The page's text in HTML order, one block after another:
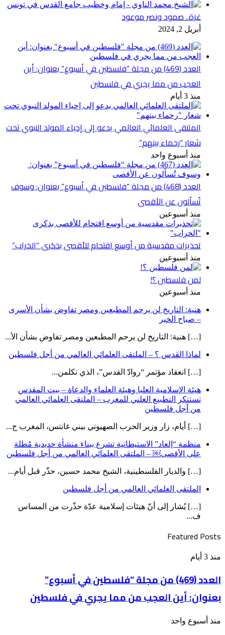
غزة.. صمود ونصر موعود
أبريل 2, 2024
العدد (469) من مجلة “فلسطين في أسبوع” بعنوان: أين
العجب من مما يجري في فلسطين
منذ 3 أيام
الملتقى العلمائي العالمي يدعو إلى إحياء المولد النبوي تحت
شعار “رحماء بينهم”
منذ أسبوع واحد
العدد (468) من مجلة “فلسطين في أسبوع” بعنوان: وسوف
تُسألون عن الأقصى
منذ أسبوعين
تحذيرات مقدسية من أوسع اقتحام للأقصى بذكرى “الخراب”
منذ أسبوعين
لمن فلسطين ؟!
منذ أسبوعين
هنية: التاريخ لن يرحم المطبعين ومصر تفاوض بشأن الأسرى
– صباح الخير
[…] هنية: التاريخ لن يرحم المطبعين ومصر تفاوض بشأن الأ...
لماذا القدس ؟ – الملتقى العلمائي العالمي من أجل فلسطين
[…] انعقاد مؤتمر “روادّ القدس”، الذي تكلمن...
هيئة الإسلامية العليا وهيئة العلماء والدعاة – بيت المقدس
تستنكر التطبيع العلني للمغرب – الملتقى العلمائي العالمي
من أجل فلسطين
[…] أيام، زار وزير الحرب الصهيوني بيني غانتس، المغرب ح...
منظمة “إلعاد” الاستيطانية تشرع ببناء منشأة حديدية مُطلة
على الأقصى￼ – الملتقى العلمائي العالمي من أجل فلسطين
[…] والديار الفلسطينية، الشيخ محمد حسين، حذّر قبل أيام...
الملتقى العلمائي العالمي من أجل فلسطين
[…] يُشار إلى أنّ هيئات إسلامية عدّة حذّرت من المساس
ف...
Featured Posts
العدد
من
مجلة
“فلسطين
في
بعنوان: أين
منذ 3 أيام
العدد (469) من مجلة “فلسطين في أسبوع”
بعنوان: أين العجب من مما يجري في فلسطين
الملتقى
منذ أسبوع واحد